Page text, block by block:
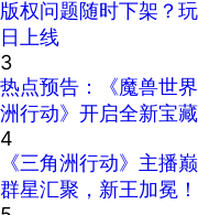
版权问题随时下架？
日上线
3
热点预告：《魔兽世
洲行动》开启全新宝
4
《三角洲行动》主播
群星汇聚，新王加冕！